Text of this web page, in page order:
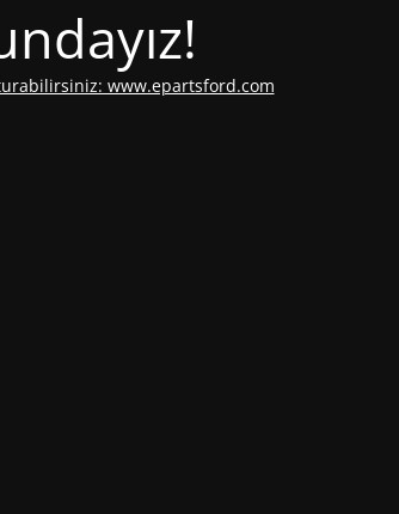
www.epartsford.com